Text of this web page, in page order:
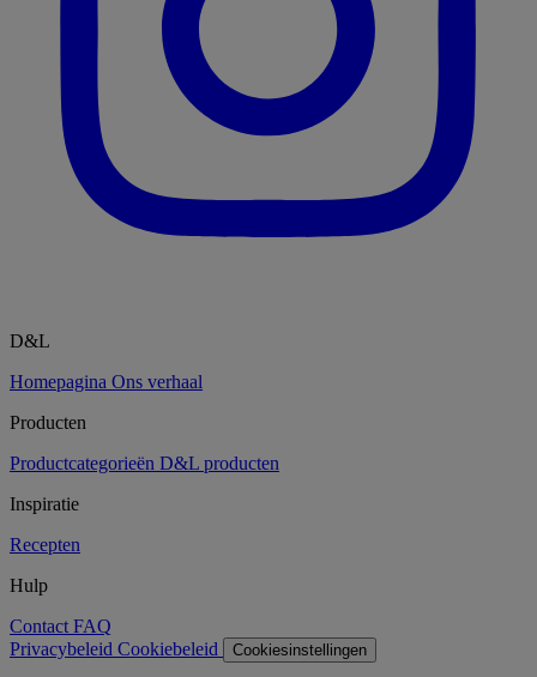
D&L
Homepagina Ons verhaal
Producten
Productcategorieën D&L producten
Inspiratie
Recepten
Hulp
Contact FAQ
Privacybeleid Cookiebeleid Cookiesinstellingen